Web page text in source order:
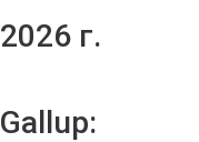
2026 г.
Gallup: